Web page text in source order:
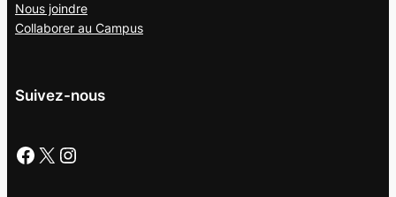
Nous joindre
Collaborer au Campus
Suivez-nous
Facebook X Instagram